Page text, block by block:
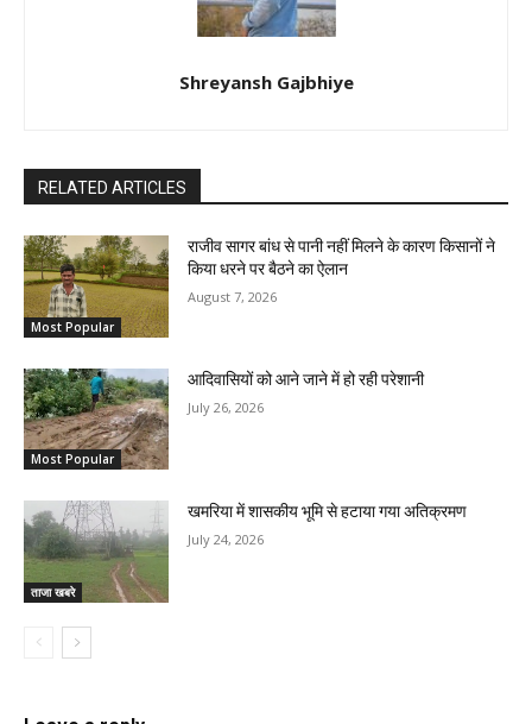
Shreyansh Gajbhiye
RELATED ARTICLES
Most Popular
राजीव सागर बांध से पानी नहीं मिलने के कारण किसानों ने
किया धरने पर बैठने का ऐलान
August 7, 2026
Most Popular
आदिवासियों को आने जाने में हो रही परेशानी
July 26, 2026
ताजा खबरे
खमरिया में शासकीय भूमि से हटाया गया अतिक्रमण
July 24, 2026